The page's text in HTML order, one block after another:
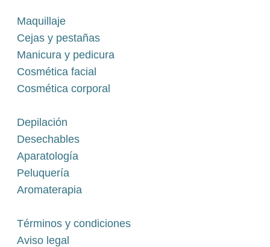
Maquillaje
Cejas y pestañas
Manicura y pedicura
Cosmética facial
Cosmética corporal
Depilación
Desechables
Aparatología
Peluquería
Aromaterapia
Términos y condiciones
Aviso legal